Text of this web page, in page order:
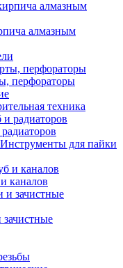
алмазным
перфораторы
техника
Инструменты для пайки
каналов